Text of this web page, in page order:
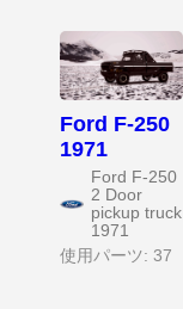
Ford F-250
1971
Ford F-250
2 Door
pickup truck
1971
使用パーツ: 37